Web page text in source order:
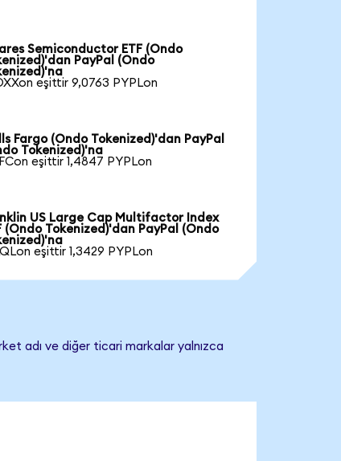
Semiconductor ETF (Ondo
PayPal (Ondo
eşittir 9,0763 PYPLon
Fargo (Ondo Tokenized)'dan PayPal
Tokenized)'na
eşittir 1,4847 PYPLon
US Large Cap Multifactor Index
(Ondo Tokenized)'dan PayPal (Ondo
eşittir 1,3429 PYPLon
adı ve diğer ticari markalar yalnızca